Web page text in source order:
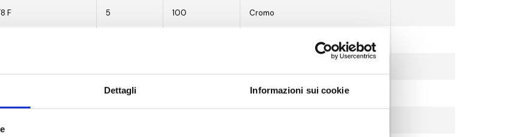
Dettagli Informazioni sui cookie
F 5 100 Cromo
5 Nichel sabbiato